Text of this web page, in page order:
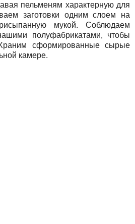
пельменям характерную для
заготовки одним слоем на
мукой. Соблюдаем
полуфабрикатами, чтобы
сформированные сырые
камере.